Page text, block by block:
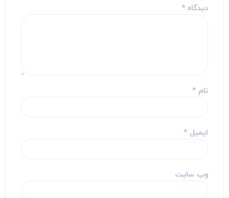
دیدگاه*
نام*
ایمیل*
وب‌ سایت